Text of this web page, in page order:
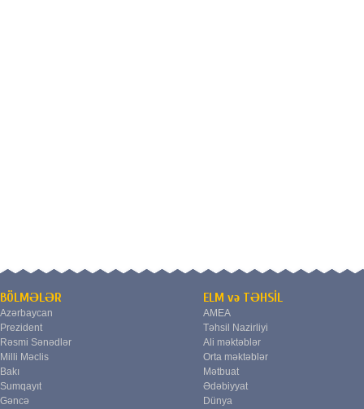
BÖLMƏLƏR
Azərbaycan
Prezident
Rəsmi Sənədlər
Milli Məclis
Bakı
Sumqayıt
Gəncə
ELM və TƏHSİL
AMEA
Təhsil Nazirliyi
Ali məktəblər
Orta məktəblər
Mətbuat
Ədəbiyyat
Dünya